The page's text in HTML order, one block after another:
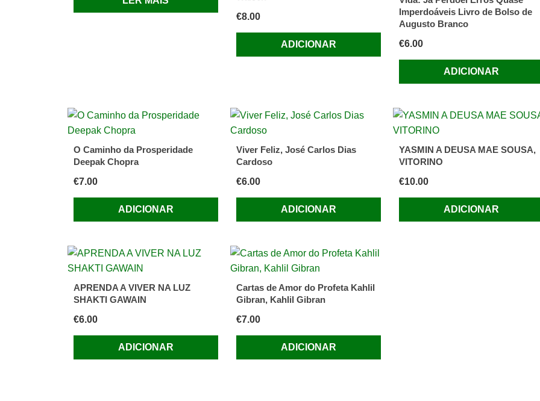
€8.00
ADICIONAR
Imperdoáveis Livro de Bolso de
Augusto Branco
€6.00
ADICIONAR
O Caminho da Prosperidade
Deepak Chopra
€7.00
ADICIONAR
Viver Feliz, José Carlos Dias
Cardoso
€6.00
ADICIONAR
YASMIN A DEUSA MAE SOUSA,
VITORINO
€10.00
ADICIONAR
APRENDA A VIVER NA LUZ
SHAKTI GAWAIN
€6.00
ADICIONAR
Cartas de Amor do Profeta Kahlil
Gibran, Kahlil Gibran
€7.00
ADICIONAR